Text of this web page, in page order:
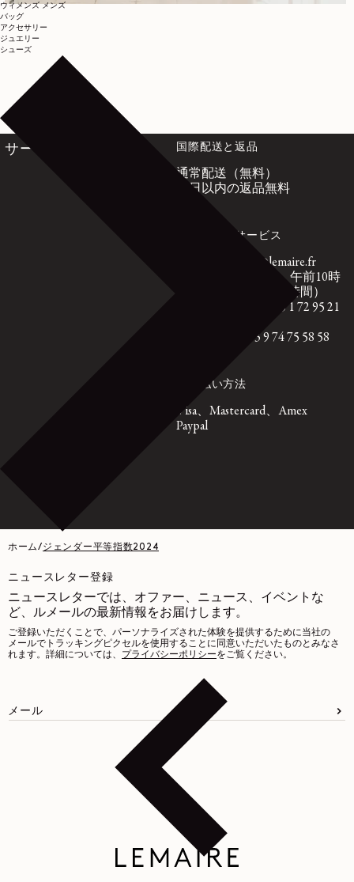
ウィメンズ メンズ
バッグ
アクセサリー
ジュエリー
シューズ
サービス 国際配送と返品
通常配送（無料）
14日以内の返品無料
カスタマーサービス
customerservice@lemaire.fr
月曜日から金曜日、午前10時
から午後7時（GMT時間）
フランス国内：+33 1 72 95 21
国際電話：+33 9 74 75 58 58
お支払い方法
Visa、Mastercard、Amex
Paypal
ホーム/ジェンダー平等指数2024
ニュースレター登録
ニュースレターでは、オファー、ニュース、イベントな
ど、ルメールの最新情報をお届けします。
ご登録いただくことで、パーソナライズされた体験を提供するために当社の
メールでトラッキングピクセルを使用することに同意いただいたものとみなさ
れます。詳細については、 プライバシーポリシーをご覧ください。
メール